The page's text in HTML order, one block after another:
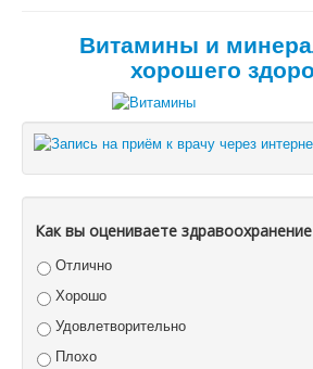
Витамины и
хорошего
Как вы оцениваете
Отлично
Хорошо
Удовлетворительно
Плохо